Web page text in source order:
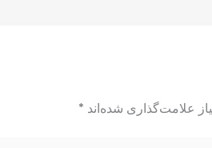
علامت‌گذاری شده‌اند *